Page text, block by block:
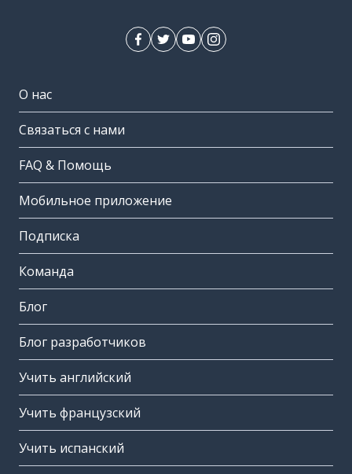
О нас
Связаться с нами
FAQ & Помощь
Мобильное приложение
Подписка
Команда
Блог
Блог разработчиков
Учить английский
Учить французский
Учить испанский